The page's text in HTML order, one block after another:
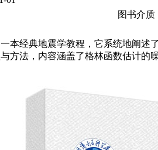
图书介质
本经典地震学教程，它系统地阐述
方法，内容涵盖了格林函数估计的